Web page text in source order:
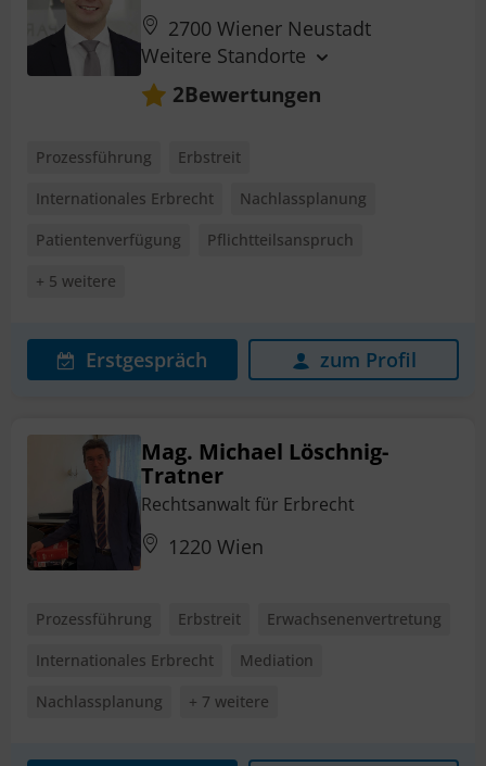
2700 Wiener Neustadt
Weitere Standorte
2Bewertungen
Prozessführung
Erbstreit
Internationales Erbrecht
Nachlassplanung
Patientenverfügung
Pflichtteilsanspruch
+ 5 weitere
Erstgespräch zum Profil
Mag. Michael Löschnig-
Tratner
Rechtsanwalt für Erbrecht
1220 Wien
Prozessführung Erbstreit
Erwachsenenvertretung
Internationales Erbrecht
Mediation
Nachlassplanung
+ 7 weitere